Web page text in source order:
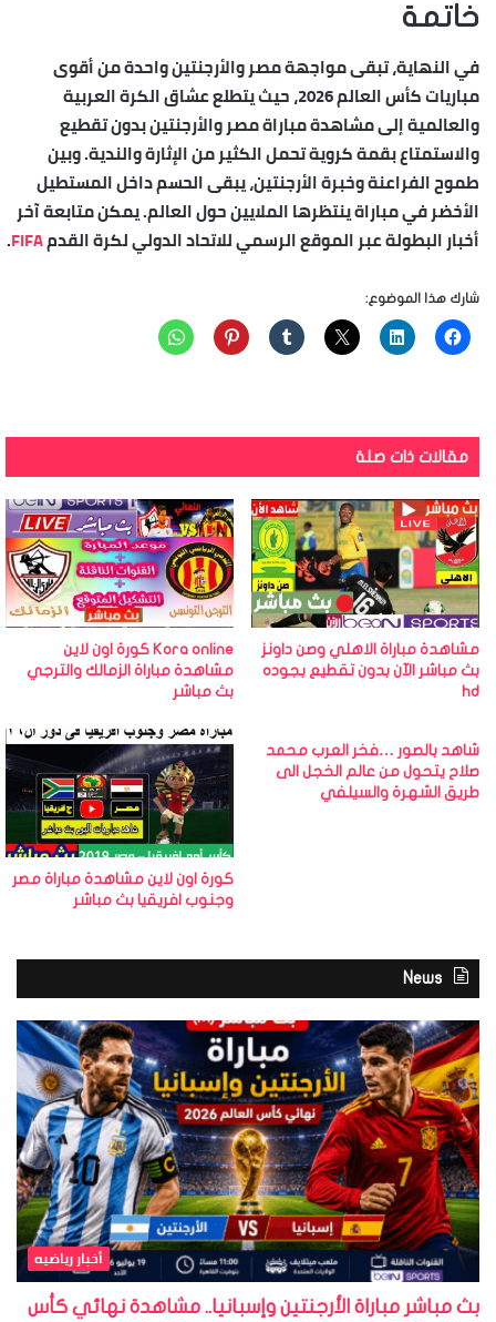
خاتمة
في النهاية، تبقى مواجهة مصر والأرجنتين واحدة من أقوى
مباريات كأس العالم 2026، حيث يتطلع عشاق الكرة العربية
والعالمية إلىمشاهدة مباراة مصر والأرجنتين بدون تقطيع
والاستمتاع بقمة كروية تحمل الكثير من الإثارة والندية. وبين
طموح الفراعنة وخبرة الأرجنتين، يبقى الحسم داخل المستطيل
الأخضر في مباراة ينتظرها الملايين حول العالم. يمكن متابعة آخر
أخبار البطولة عبر الموقع الرسمي للاتحاد الدولي لكرة القدمFIFA
.
شارك هذا الموضوع:
مقالات ذات صلة
مشاهدة مباراة الاهلي وصن داونز
بث مباشر الآن بدون تقطيع بجوده
hd
Kora online كورة اون لاين
مشاهدة مباراة الزمالك والترجي
بث مباشر
شاهد بالصور …فخر العرب محمد
صلاح يتحول من عالم الخجل الى
طريق الشهرة والسيلفي
كورة اون لاين مشاهدة مباراة مصر
وجنوب افريقيا بث مباشر
News
أخبار رياضيه
بث مباشر مباراة الأرجنتين وإسبانيا.. مشاهدة نهائي كأس